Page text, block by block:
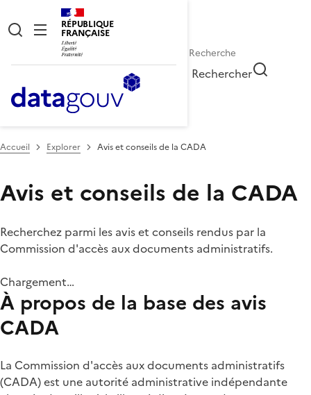
RÉPUBLIQUE
FRANÇAISE
Rechercher
Accueil Explorer Avis et conseils de la CADA
Avis et conseils de la CADA
Recherchez parmi les avis et conseils rendus par la
Commission d'accès aux documents administratifs.
Chargement…
À propos de la base des avis
CADA
La Commission d'accès aux documents administratifs
(CADA) est une autorité administrative indépendante